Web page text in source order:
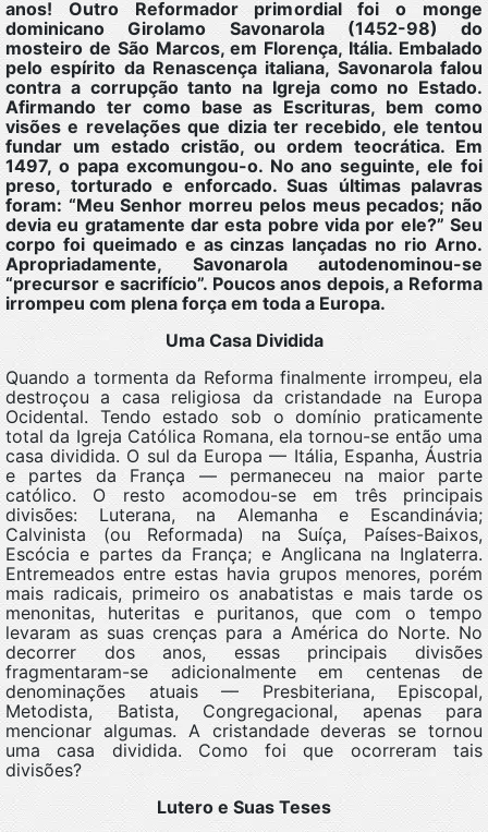
anos! Outro Reformador primordial foi o monge
dominicano Girolamo Savonarola (1452-98) do
mosteiro de São Marcos, em Florença, Itália. Embalado
pelo espírito da Renascença italiana, Savonarola falou
contra a corrupção tanto na Igreja como no Estado.
Afirmando ter como base as Escrituras, bem como
visões e revelações que dizia ter recebido, ele tentou
fundar um estado cristão, ou ordem teocrática. Em
1497, o papa excomungou-o. No ano seguinte, ele foi
preso, torturado e enforcado. Suas últimas palavras
foram: “Meu Senhor morreu pelos meus pecados; não
devia eu gratamente dar esta pobre vida por ele?” Seu
corpo foi queimado e as cinzas lançadas no rio Arno.
Apropriadamente, Savonarola autodenominou-se
“precursor e sacrifício”. Poucos anos depois, a Reforma
irrompeu com plena força em toda a Europa.
Uma Casa Dividida
Quando a tormenta da Reforma finalmente irrompeu, ela
destroçou a casa religiosa da cristandade na Europa
Ocidental. Tendo estado sob o domínio praticamente
total da Igreja Católica Romana, ela tornou-se então uma
casa dividida. O sul da Europa — Itália, Espanha, Áustria
e partes da França — permaneceu na maior parte
católico. O resto acomodou-se em três principais
divisões: Luterana, na Alemanha e Escandinávia;
Calvinista (ou Reformada) na Suíça, Países-Baixos,
Escócia e partes da França; e Anglicana na Inglaterra.
Entremeados entre estas havia grupos menores, porém
mais radicais, primeiro os anabatistas e mais tarde os
menonitas, huteritas e puritanos, que com o tempo
levaram as suas crenças para a América do Norte. No
decorrer dos anos, essas principais divisões
fragmentaram-se adicionalmente em centenas de
denominações atuais — Presbiteriana, Episcopal,
Metodista, Batista, Congregacional, apenas para
mencionar algumas. A cristandade deveras se tornou
uma casa dividida. Como foi que ocorreram tais
divisões?
Lutero e Suas Teses